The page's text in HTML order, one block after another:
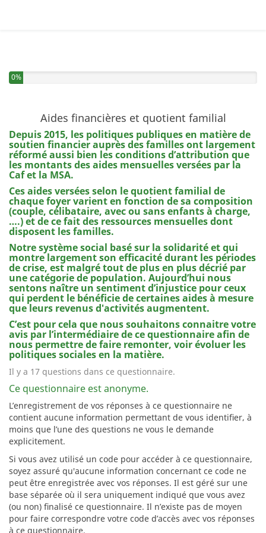
Vous avez complété 0% de ce questionnaire.
0%
Aides financières et quotient familial
Depuis 2015, les politiques publiques en matière de
soutien financier auprès des familles ont largement
réformé aussi bien les conditions d’attribution que
les montants des aides mensuelles versées par la
Caf et la MSA.
Ces aides versées selon le quotient familial de
chaque foyer varient en fonction de sa composition
(couple, célibataire, avec ou sans enfants à charge,
….) et de ce fait des ressources mensuelles dont
disposent les familles.
Notre système social basé sur la solidarité et qui
montre largement son efficacité durant les périodes
de crise, est malgré tout de plus en plus décrié par
une catégorie de population. Aujourd’hui nous
sentons naître un sentiment d’injustice pour ceux
qui perdent le bénéficie de certaines aides à mesure
que leurs revenus d'activités augmentent.
C’est pour cela que nous souhaitons connaitre votre
avis par l’intermédiaire de ce questionnaire afin de
nous permettre de faire remonter, voir évoluer les
politiques sociales en la matière.
Il y a 17 questions dans ce questionnaire.
Ce questionnaire est anonyme.
L’enregistrement de vos réponses à ce questionnaire ne
contient aucune information permettant de vous identifier, à
moins que l’une des questions ne vous le demande
explicitement.
Si vous avez utilisé un code pour accéder à ce questionnaire,
soyez assuré qu'aucune information concernant ce code ne
peut être enregistrée avec vos réponses. Il est géré sur une
base séparée où il sera uniquement indiqué que vous avez
(ou non) finalisé ce questionnaire. Il n’existe pas de moyen
pour faire correspondre votre code d’accès avec vos réponses
à ce questionnaire.